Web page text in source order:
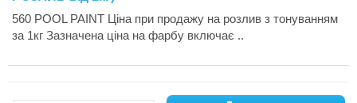
560 POOL PAINT Ціна при продажу на розлив з тонуванням
за 1кг Зазначена ціна на фарбу включає ..